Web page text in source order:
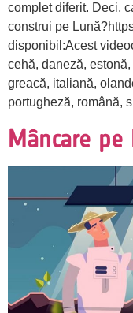
complet diferit. Deci,
construi pe
disponibil:Acest
cehă, daneză,
greacă, italiană,
portugheză, română,
Mâncare pe